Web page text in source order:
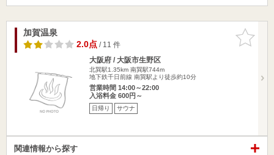
お気に入
りに追加
加賀温泉
2.0点/ 11 件
大阪府 / 大阪市生野区
北巽駅1.35km 南巽駅744m
地下鉄千日前線 南巽駅より徒歩約10分
営業時間 14:00～22:00
入浴料金 600円～
日帰り サウナ
関連情報から探す